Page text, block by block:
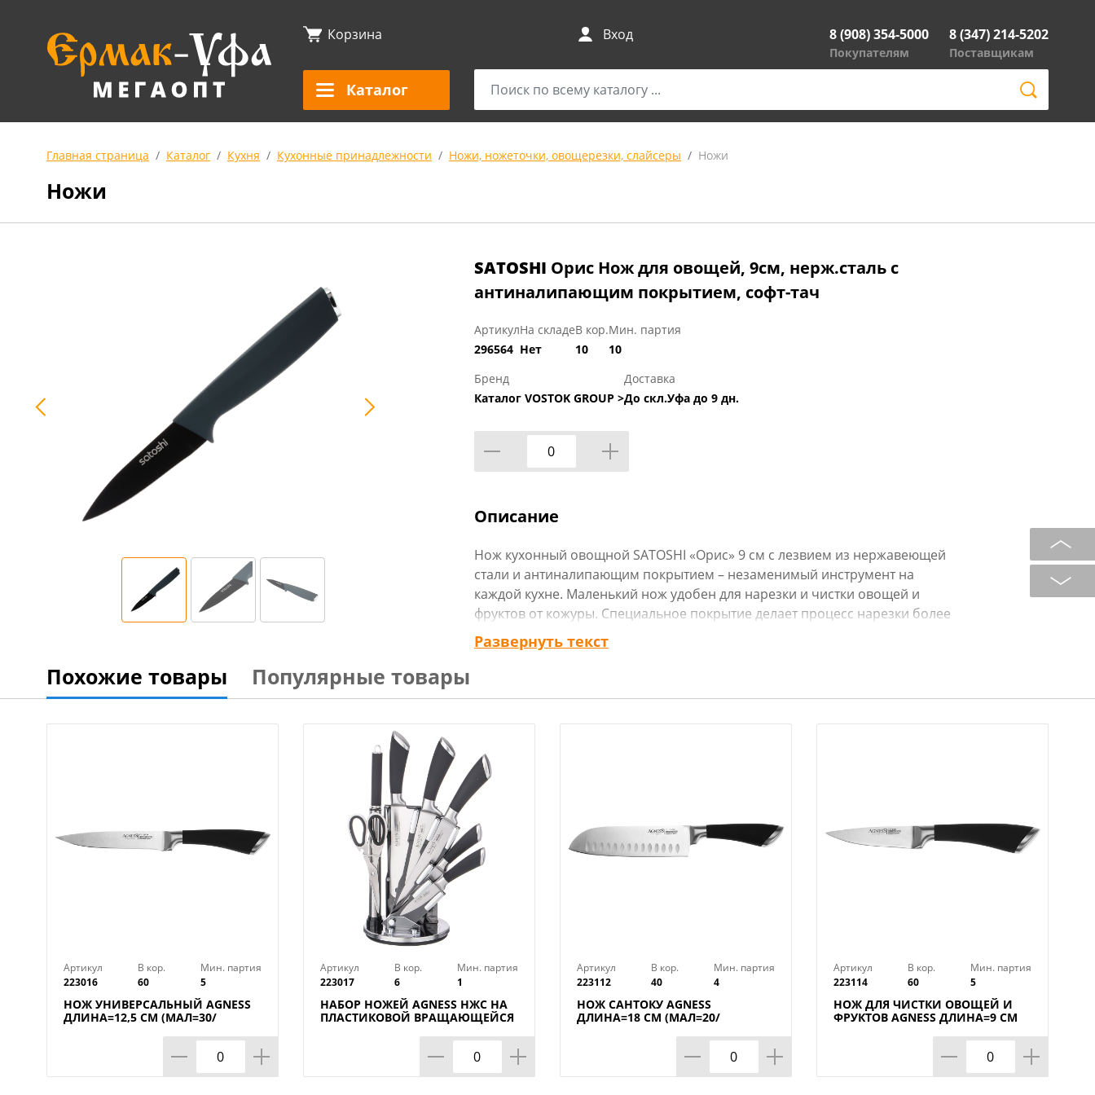
Корзина Вход 8 (908) 354-5000
Покупателям
8 (347) 214-5202
Поставщикам
Каталог
Главная страница Каталог Кухня Кухонные принадлежности Ножи, ножеточки, овощерезки, слайсеры Ножи
Ножи
SATOSHI Орис Нож для овощей, 9см, нерж.сталь с
антиналипающим покрытием, софт-тач
Артикул
296564
На складе
Нет
В кор.
10
Мин. партия
10
Бренд
Каталог VOSTOK GROUP >
Доставка
До скл.Уфа до 9 дн.
Описание
Нож кухонный овощной SATOSHI «Орис» 9 см с лезвием из нержавеющей
стали и антиналипающим покрытием – незаменимый инструмент на
каждой кухне. Маленький нож удобен для нарезки и чистки овощей и
фруктов от кожуры. Специальное покрытие делает процесс нарезки более
комфортным, так как продукты не налипают на клинок. Рукоять с покрытием
Soft-Touch удобно фиксируется в руке, не выскальзывая в процессе
Бренд : SATOSHI
Вес в упаковке : 0,06 кг
Длина лезвия : 9 см
Особенности : С антиналипающим покрытием
Размер упаковки : 24,4х5,7х2,3 см
Цвет : Зеленый
Развернуть текст
Похожие товары Популярные товары
Артикул
223016
В кор.
60
Мин. партия
5
НОЖ УНИВЕРСАЛЬНЫЙ AGNESS
ДЛИНА=12,5 СМ (МАЛ=30/
Артикул
223017
В кор.
6
Мин. партия
1
НАБОР НОЖЕЙ AGNESS НЖС НА
ПЛАСТИКОВОЙ ВРАЩАЮЩЕЙСЯ
Артикул
223112
В кор.
40
Мин. партия
4
НОЖ САНТОКУ AGNESS
ДЛИНА=18 СМ (МАЛ=20/
Артикул
223114
В кор.
60
Мин. партия
5
НОЖ ДЛЯ ЧИСТКИ ОВОЩЕЙ И
ФРУКТОВ AGNESS ДЛИНА=9 СМ